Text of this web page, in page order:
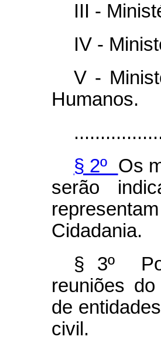
III -
IV -
V -
Humanos.
§ 2º Os
serão
Cidadania.
§ 3º
reuniões
de
civil.